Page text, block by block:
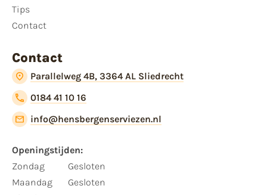
Tips
Contact
Contact
Parallelweg 4B, 3364 AL Sliedrecht
0184 41 10 16
info@hensbergenserviezen.nl
Openingstijden:
Zondag
Maandag
Gesloten
Gesloten